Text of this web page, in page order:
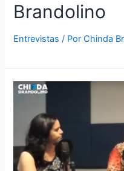
Brandolino
Entrevistas / PorChinda